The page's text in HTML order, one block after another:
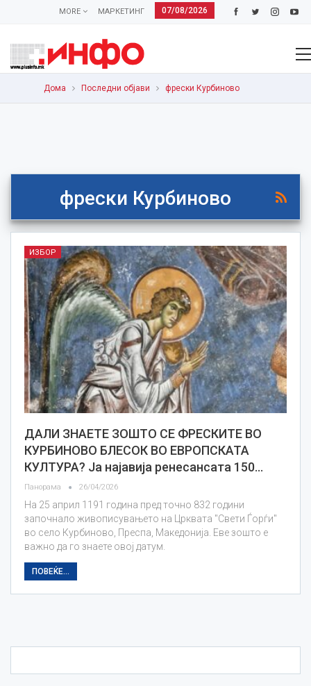
07/08/2026
МАРКЕТИНГ
MORE
Дома Последни објави фрески Курбиново
фрески Курбиново
ИЗБОР
ДАЛИ ЗНАЕТЕ ЗОШТО СЕ ФРЕСКИТЕ ВО
КУРБИНОВО БЛЕСОК ВО ЕВРОПСКАТА
КУЛТУРА? Ја најавија ренесансата 150…
Панорама 26/04/2026
На 25 април 1191 година пред точно 832 години
започнало живописувањето на Црквата "Свети Ѓорѓи"
во село Курбиново, Преспа, Македонија. Еве зошто е
важно да го знаете овој датум.
ПОВЕЌЕ...